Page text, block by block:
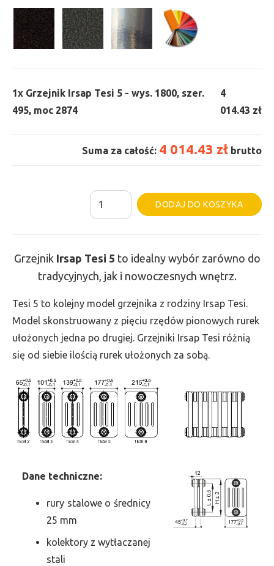
1x Grzejnik Irsap Tesi 5 - wys. 1800, szer.
495, moc 2874
4
014.43 zł
Suma za całość: 4 014.43 zł brutto
ilość
Grzejnik
-
wys.
1800,
szer.
495,
2874
DODAJ DO KOSZYKA
Grzejnik Irsap Tesi 5 to idealny wybór zarówno do
tradycyjnych, jak i nowoczesnych wnętrz.
Tesi 5 to kolejny model grzejnika z rodziny Irsap Tesi.
Model skonstruowany z pięciu rzędów pionowych rurek
ułożonych jedna po drugiej. Grzejniki Irsap Tesi różnią
się od siebie ilością rurek ułożonych za sobą.
Dane techniczne:
rury stalowe o średnicy
25 mm
kolektory z wytłaczanej
stali